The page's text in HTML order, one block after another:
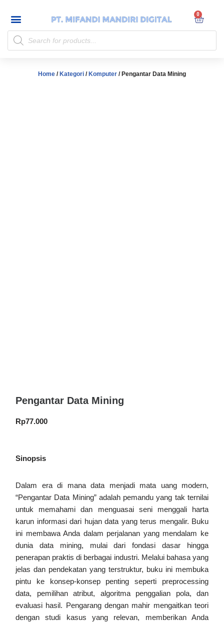
content
Home / Kategori / Komputer / Pengantar Data Mining
Pengantar Data Mining
Rp77.000
Sinopsis
Dalam era di mana data menjadi mata uang modern,
“Pengantar Data Mining” adalah pemandu yang tak ternilai
untuk memahami dan menguasai seni menggali harta
karun informasi dari hujan data yang terus mengalir. Buku
ini membawa Anda dalam perjalanan yang mendalam ke
dunia data mining, mulai dari fondasi dasar hingga
penerapan praktis di berbagai industri. Melalui bahasa yang
jelas dan pendekatan yang terstruktur, buku ini membuka
pintu ke konsep-konsep penting seperti preprocessing
data, pemilihan atribut, algoritma penggalian pola, dan
evaluasi hasil. Pengarang dengan mahir mengaitkan teori
dengan studi kasus yang relevan, memberikan Anda